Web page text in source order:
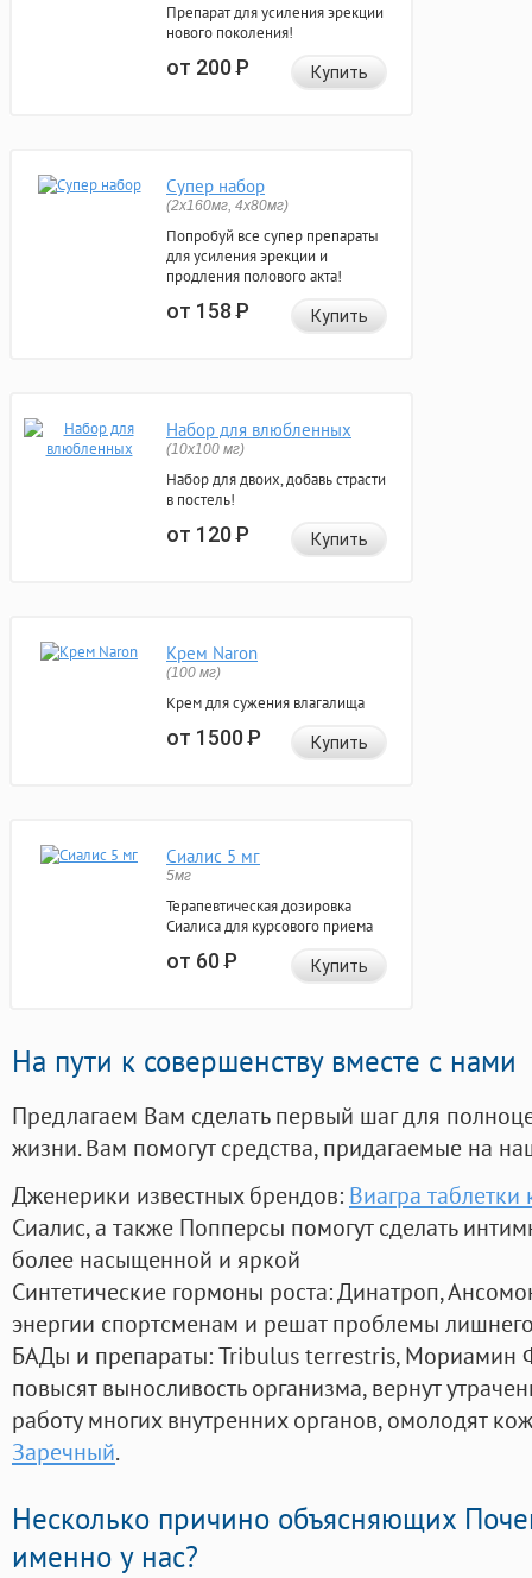
Препарат для усиления эрекции
нового поколения!
от 200Р Купить
Супер набор
(2х160мг, 4х80мг)
Попробуй все супер препараты
для усиления эрекции и
продления полового акта!
от 158Р Купить
Набор для влюбленных
(10х100 мг)
Набор для двоих, добавь страсти
в постель!
от 120Р Купить
Крем Naron
(100 мг)
Крем для сужения влагалища
от 1500Р Купить
Сиалис 5 мг
5мг
Терапевтическая дозировка
Сиалиса для курсового приема
от 60Р Купить
На пути к совершенству вместе с нами
Предлагаем Вам сделать первый шаг для
жизни. Вам помогут средства, придагаемые на
Дженерики известных брендов: Виагра таблетки
Сиалис, а также Попперсы помогут сделать
более насыщенной и яркой
Синтетические гормоны роста: Динатроп,
энергии спортсменам и решат проблемы
БАДы и препараты:Tribulus terrestris, Мориамин
повысят выносливость организма, вернут
работу многих внутренних органов, омолодят
Заречный.
Несколько причино объясняющих
именно у нас?